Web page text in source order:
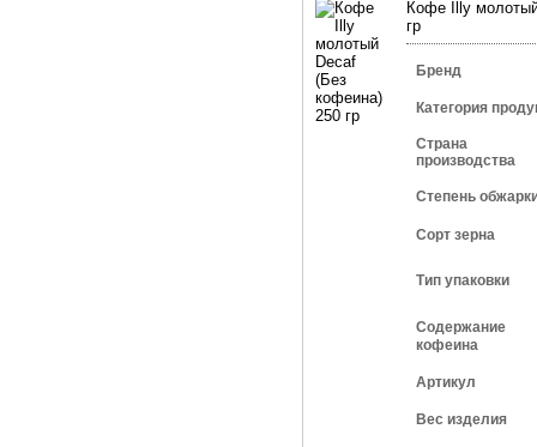
Кофе Illy
гр
Бренд
Категория
Страна
производства
Степень
Сорт зерна
Тип упаковки
Содержание
кофеина
Артикул
Вес изделия